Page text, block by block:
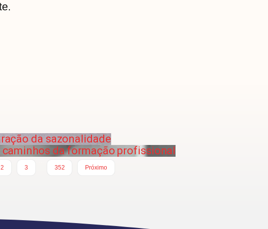
da sazonalidade
da formação profissional
2 3
352
Próximo